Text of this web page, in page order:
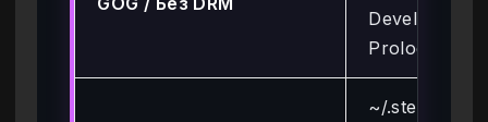
Prologue
~/.steam/